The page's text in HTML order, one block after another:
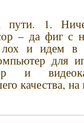
пути. 1.
– да фиг с
и идем в
для
и
качества, на